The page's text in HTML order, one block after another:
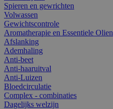
Spieren en gewrichten
Volwassen
Gewichtscontrole
Aromatherapie en Essentiele Olien
Afslanking
Ademhaling
Anti-beet
Anti-haaruitval
Anti-Luizen
Bloedcirculatie
Complex - combinaties
Dagelijks welzijn